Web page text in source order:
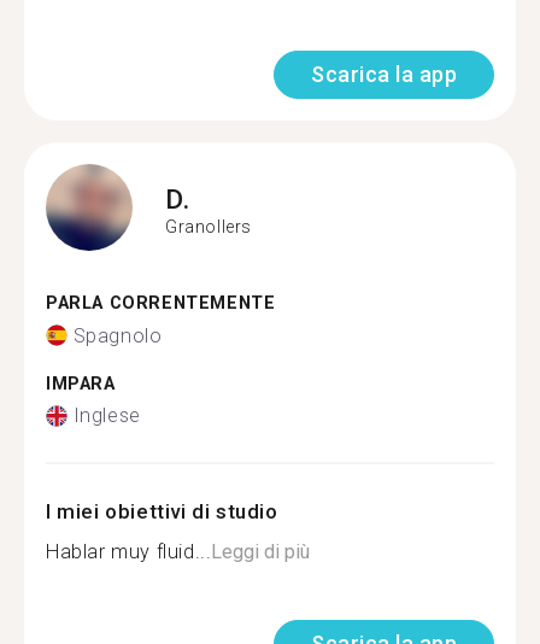
Scarica la app
D.
Granollers
PARLA CORRENTEMENTE
Spagnolo
IMPARA
Inglese
I miei obiettivi di studio
Hablar muy fluid...Leggi di più